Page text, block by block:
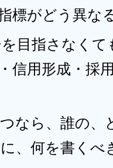
標がどう異な
目指さなくて
信用形成・採
なら、誰の、
、何を書くべ